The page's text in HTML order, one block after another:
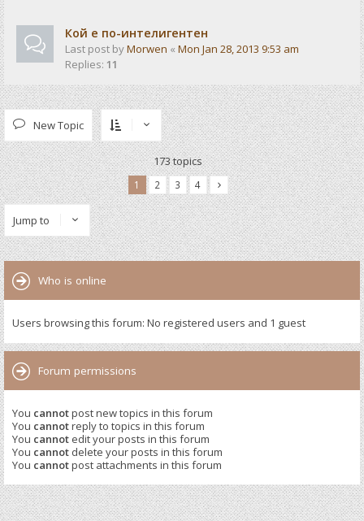
Кой е по-интелигентен
Last post byMorwen « Mon Jan 28, 2013 9:53 am
Replies: 11
New Topic
173 topics
1 2 3 4
Jump to
Who is online
Users browsing this forum: No registered users and 1 guest
Forum permissions
You cannotpost new topics in this forum
You cannotreply to topics in this forum
You cannot edit your posts in this forum
You cannot delete your posts in this forum
You cannotpost attachments in this forum